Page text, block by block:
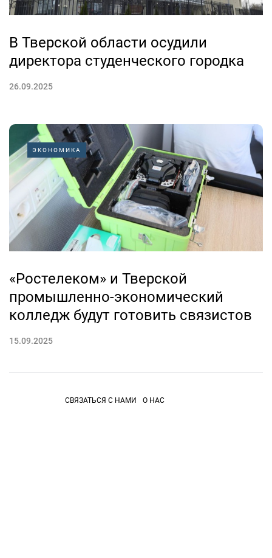
В Тверской области осудили
директора студенческого городка
26.09.2025
ЭКОНОМИКА
«Ростелеком» и Тверской
промышленно-экономический
колледж будут готовить связистов
15.09.2025
СВЯЗАТЬСЯ С НАМИ О НАС